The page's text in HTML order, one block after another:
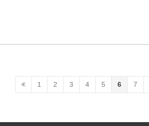
1 2 3 4 5 6 7